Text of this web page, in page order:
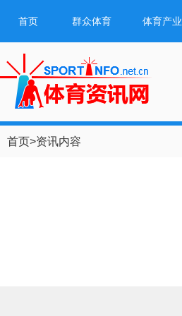
首页 群众体育 体育产业
首页>资讯内容